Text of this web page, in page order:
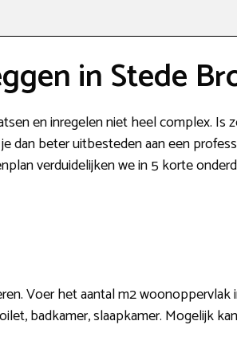
in Stede
en inregelen niet heel complex. Is
dan beter uitbesteden aan een
verduidelijken we in 5 korte
Voer het aantal m2
badkamer, slaapkamer. Mogelijk